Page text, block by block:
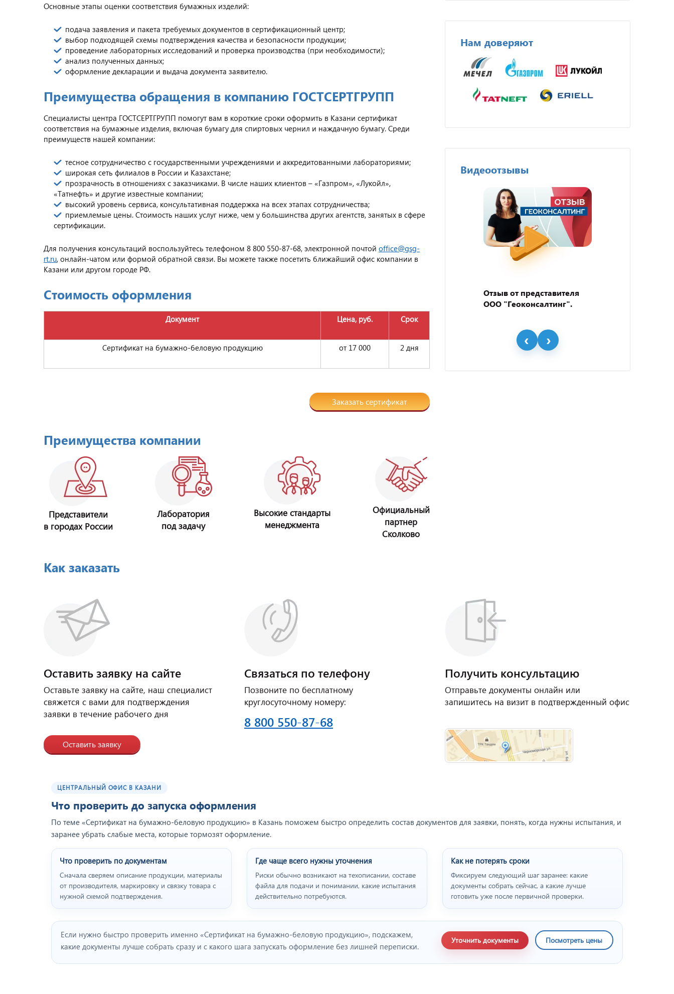
Основные этапы оценки соответствия бумажных изделий:
подача заявления и пакета требуемых документов в сертификационный центр;
выбор подходящей схемы подтверждения качества и безопасности продукции;
проведение лабораторных исследований и проверка производства (при необходимости);
анализ полученных данных;
оформление декларации и выдача документа заявителю.
Преимущества обращения в компанию ГОСТСЕРТГРУПП
Специалисты центра ГОСТСЕРТГРУПП помогут вам в короткие сроки оформить в Казани сертификат
соответствия на бумажные изделия, включая бумагу для спиртовых чернил и наждачную бумагу. Среди
преимуществ нашей компании:
тесное сотрудничество с государственными учреждениями и аккредитованными лабораториями;
широкая сеть филиалов в России и Казахстане;
прозрачность в отношениях с заказчиками. В числе наших клиентов – «Газпром», «Лукойл»,
«Татнефть» и другие известные компании;
высокий уровень сервиса, консультативная поддержка на всех этапах сотрудничества;
приемлемые цены. Стоимость наших услуг ниже, чем у большинства других агентств, занятых в сфере
сертификации.
Для получения консультаций воспользуйтесь телефоном 8 800 550-87-68, электронной почтой office@gsg-
rt.ru, онлайн-чатом или формой обратной связи. Вы можете также посетить ближайший офис компании в
Казани или другом городе РФ.
Стоимость оформления
Документ Цена, руб. Срок
Сертификат на бумажно-беловую продукцию от 17 000 2 дня
Заказать сертификат
Преимущества компании
Представители
в городах России
Лаборатория
под задачу
Высокие стандарты
менеджмента
Официальный
партнер
Сколково
Нам доверяют
Видеоотзывы
Автомобиль".
Отзыв от представителя
ООО "Геоконсалтинг".
Как заказать
Оставить заявку на сайте
Оставьте заявку на сайте, наш специалист
свяжется с вами для подтверждения
заявки в течение рабочего дня
Оставить заявку
Связаться по телефону
Позвоните по бесплатному
круглосуточному номеру:
8 800 550-87-68
Получить консультацию
Отправьте документы онлайн или
запишитесь на визит в подтвержденный офис
ЦЕНТРАЛЬНЫЙ ОФИС В КАЗАНИ
Что проверить до запуска оформления
По теме «Сертификат на бумажно-беловую продукцию» в Казань поможем быстро определить состав документов для заявки, понять, когда нужны испытания, и
заранее убрать слабые места, которые тормозят оформление.
Что проверить по документам
Сначала сверяем описание продукции, материалы
от производителя, маркировку и связку товара с
нужной схемой подтверждения.
Где чаще всего нужны уточнения
Риски обычно возникают на техописании, составе
файла для подачи и понимании, какие испытания
действительно потребуются.
Как не потерять сроки
Фиксируем следующий шаг заранее: какие
документы собрать сейчас, а какие лучше
готовить уже после первичной проверки.
Если нужно быстро проверить именно «Сертификат на бумажно-беловую продукцию», подскажем,
какие документы лучше собрать сразу и с какого шага запускать оформление без лишней переписки.
Уточнить документы Посмотреть цены